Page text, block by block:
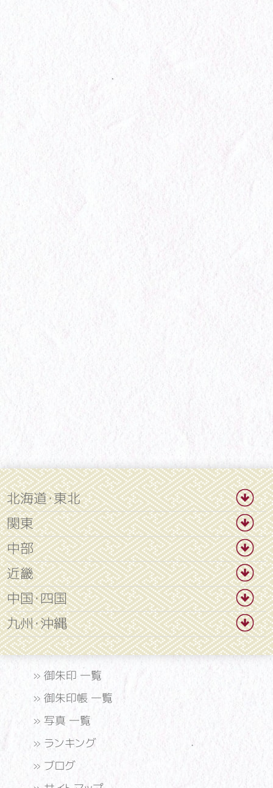
北海道・東北
関東
中部
近畿
中国・四国
九州・沖縄
» 御朱印 一覧
» 御朱印帳 一覧
» 写真 一覧
» ランキング
» ブログ